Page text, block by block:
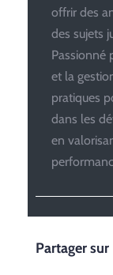
offrir des
des sujets
Passionné
et la
pratiques
dans les
en
Partager sur